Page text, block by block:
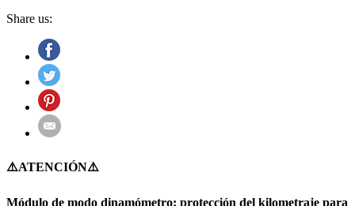
Share us:
⚠️ATENCIÓN⚠️
Módulo de modo dinamómetro: protección del kilometraje para